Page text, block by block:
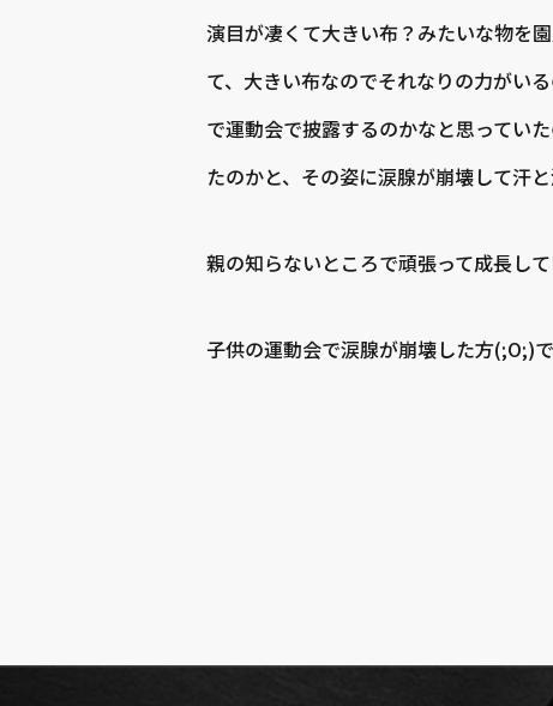
演目が凄くて大きい布？みたいな物を
て、大きい布なのでそれなりの力がい
で運動会で披露するのかなと思ってい
たのかと、その姿に涙腺が崩壊して汗
親の知らないところで頑張って成長し
子供の運動会で涙腺が崩壊した方(;O;)